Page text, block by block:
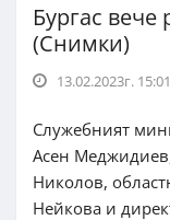
Бургас
(Снимки)
13.02.2023г.
Служебният
Асен
Николов,
Нейкова и